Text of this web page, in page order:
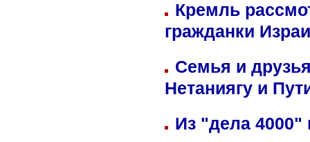
Кремль
гражданки
Семья и
Нетаниягу и
Из "дела 4000"